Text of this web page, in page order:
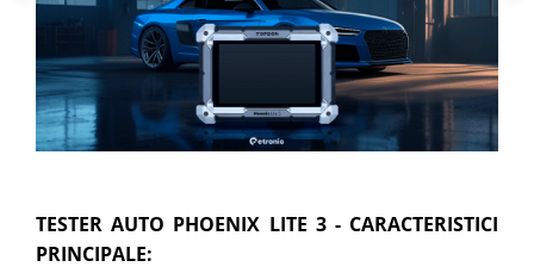
TESTER AUTO PHOENIX LITE 3 - CARACTERISTICI
PRINCIPALE: